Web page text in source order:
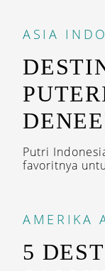
ASIA
Putri
favoritnya
AMERIKA
5